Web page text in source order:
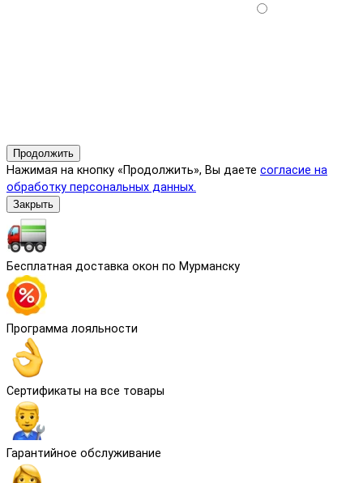
Продолжить
Нажимая на кнопку «Продолжить», Вы даете согласие на
обработку персональных данных.
Закрыть
Бесплатная доставка окон по Мурманску
Программа лояльности
Сертификаты на все товары
Гарантийное обслуживание